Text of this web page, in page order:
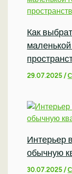
Как
маленькой
29.07.2025/
Интерьер
обычную
30.07.2025/